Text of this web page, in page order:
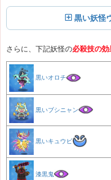
黒い妖怪
さらに、下記妖怪の必殺技の
黒いオロチ
黒いブシニャン
黒いキュウビ
漆黒鬼